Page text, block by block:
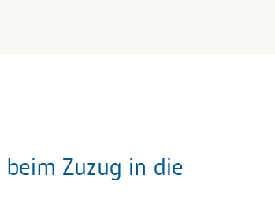
Zuzug in die